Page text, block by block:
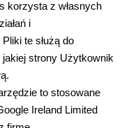
korzysta z własnych
łań i
Pliki te służądo
jakiej strony Użytkownik
ą.
ędzie to stosowane
Ireland Limited